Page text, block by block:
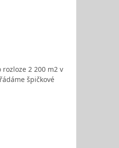
2 200 m2 v
špičkové